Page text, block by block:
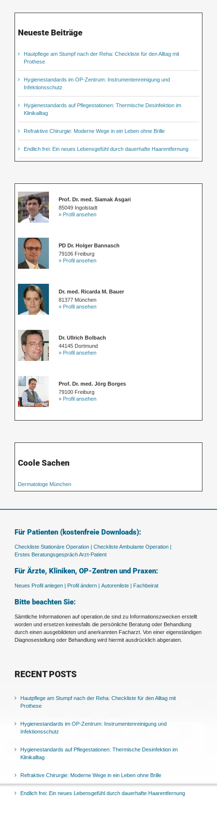
Neueste Beiträge
Hautpflege am Stumpf nach der Reha: Checkliste für den Alltag mit
Prothese
Hygienestandards im OP-Zentrum: Instrumentenreinigung und
Infektionsschutz
Hygienestandards auf Pflegestationen: Thermische Desinfektion im
Klinikalltag
Refraktive Chirurgie: Moderne Wege in ein Leben ohne Brille
Endlich frei: Ein neues Lebensgefühl durch dauerhafte Haarentfernung
Prof. Dr. med. Siamak Asgari
85049 Ingolstadt
» Profil ansehen
PD Dr. Holger Bannasch
79106 Freiburg
» Profil ansehen
Dr. med. Ricarda M. Bauer
81377 München
» Profil ansehen
Dr. Ullrich Bolbach
44145 Dortmund
» Profil ansehen
Prof. Dr. med. Jörg Borges
79100 Freiburg
» Profil ansehen
Coole Sachen
Dermatologe München
Für Patienten (kostenfreie Downloads):
Checkliste Stationäre Operation | Checkliste Ambulante Operation |
Erstes Beratungsgespräch Arzt-Patient
Für Ärzte, Kliniken, OP-Zentren und Praxen:
Neues Profil anlegen | Profil ändern | Autorenliste | Fachbeirat
Bitte beachten Sie:
Sämtliche Informationen auf operation.de sind zu Informationszwecken erstellt
worden und ersetzen keinesfalls die persönliche Beratung oder Behandlung
durch einen ausgebildeten und anerkannten Facharzt. Von einer eigenständigen
Diagnosestellung oder Behandlung wird hiermit ausdrücklich abgeraten.
RECENT POSTS
Hautpflege am Stumpf nach der Reha: Checkliste für den Alltag mit
Prothese
Hygienestandards im OP-Zentrum: Instrumentenreinigung und
Infektionsschutz
Hygienestandards auf Pflegestationen: Thermische Desinfektion im
Klinikalltag
Refraktive Chirurgie: Moderne Wege in ein Leben ohne Brille
Endlich frei: Ein neues Lebensgefühl durch dauerhafte Haarentfernung